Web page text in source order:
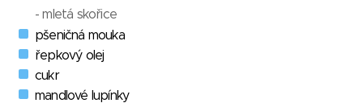
- mletá skořice
pšeničná mouka
řepkový olej
cukr
mandlové lupínky